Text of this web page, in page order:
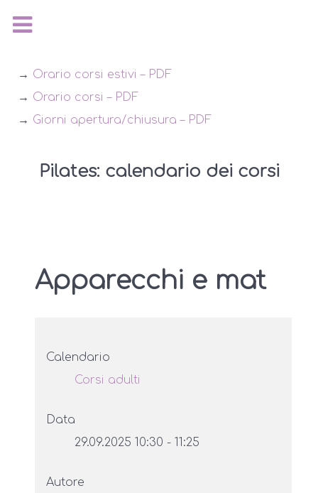
→ Orario corsi estivi – PDF
→ Orario corsi – PDF
→ Giorni apertura/chiusura – PDF
Pilates: calendario dei corsi
Apparecchi e mat
Calendario
Corsi adulti
Data
29.09.2025 10:30 - 11:25
Autore